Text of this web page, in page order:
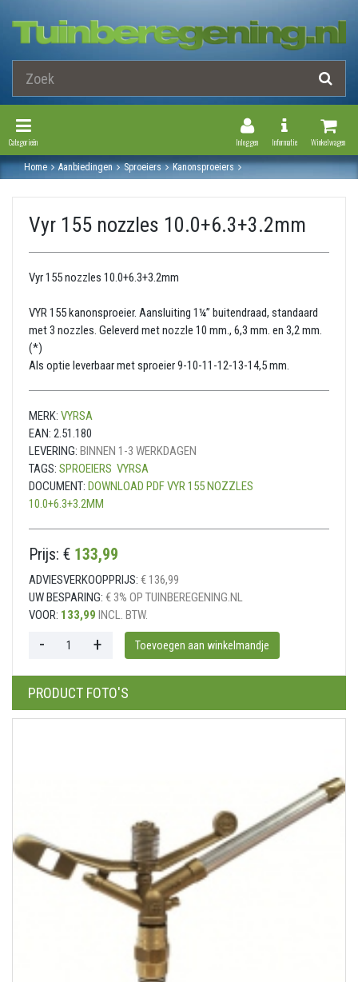
Winkelwagen
Toggle
Informatie
Inloggen
Toggle Navigation
Categorieën
Home Aanbiedingen Sproeiers
Kanonsproeiers
Vyr 155 nozzles 10.0+6.3+3.2mm
Vyr 155 nozzles 10.0+6.3+3.2mm
VYR 155 kanonsproeier. Aansluiting 1¼” buitendraad, standaard
met 3 nozzles. Geleverd met nozzle 10 mm., 6,3 mm. en 3,2 mm.
(*)
Als optie leverbaar met sproeier 9-10-11-12-13-14,5 mm.
MERK: VYRSA
EAN: 2.51.180
LEVERING: BINNEN 1-3 WERKDAGEN
TAGS: SPROEIERS VYRSA
DOCUMENT: DOWNLOAD PDF VYR 155 NOZZLES
10.0+6.3+3.2MM
Prijs: € 133,99
ADVIESVERKOOPPRIJS: € 136,99
UW BESPARING: € 3% OP TUINBEREGENING.NL
VOOR: 133,99 INCL. BTW.
PRODUCT FOTO'S